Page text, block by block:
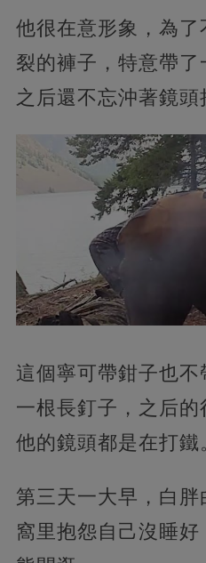
他很在意形象，為了
裂的褲子，特意帶了
之后還不忘沖著鏡頭
這個寧可帶鉗子也不
一根長釘子，之后的
他的鏡頭都是在打鐵
第三天一大早，白
窩里抱怨自己沒睡